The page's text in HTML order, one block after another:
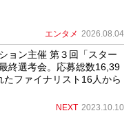
エンタメ 2026.08.04
ョン主催 第３回「スター
終選考会。応募総数16,39
ファイナリスト16人から
NEXT 2023.10.10